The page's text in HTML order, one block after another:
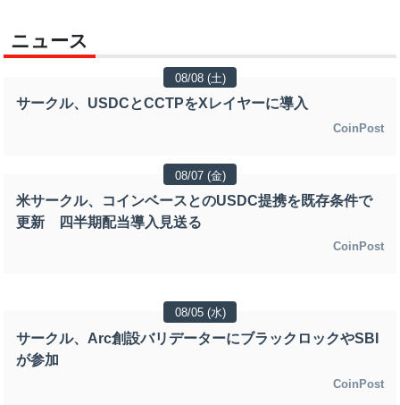
ニュース
08/08 (土)
サークル、USDCとCCTPをXレイヤーに導入
CoinPost
08/07 (金)
米サークル、コインベースとのUSDC提携を既存条件で
更新 四半期配当導入見送る
CoinPost
08/05 (水)
サークル、Arc創設バリデーターにブラックロックやSBI
が参加
CoinPost